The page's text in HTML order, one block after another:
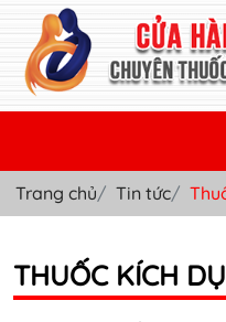
TRANG CHỦ
THUỐC NƯỚC KÍCH DỤC
Trang chủ Tin tức
THUỐC KÍCH